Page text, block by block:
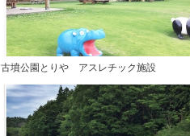
古墳公園とりや アスレチック施設